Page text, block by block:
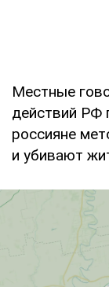
Местные
действий РФ
россияне
и убивают